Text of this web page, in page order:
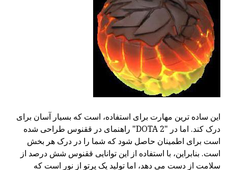
این ساده ترین مهارت برای استفاده، است که بسیار آسان برای
درک کند. اما در "DOTA 2" راهنمای در ققنوس طراحی شده
است برای اطمینان حاصل شود که شما را در درک هر بخش
است. بنابراین، با استفاده از این توانایی ققنوس شش درصد از
سلامت از دست می دهد، اما تولید یک پرتو از نور است که